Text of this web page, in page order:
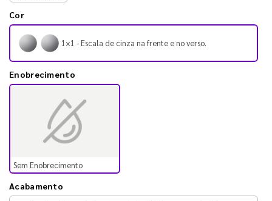
Cor
1×1 - Escala de cinza na frente e no verso.
Enobrecimento
Sem Enobrecimento
Acabamento